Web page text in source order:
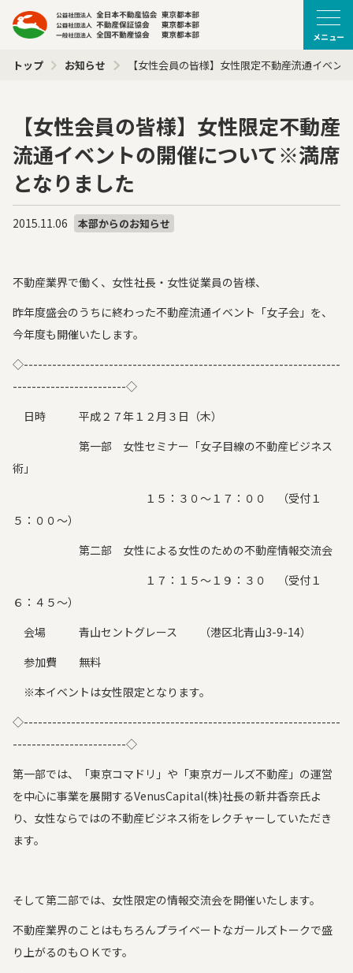
メニュー
トップ お知らせ 【女性会員の皆様】女性限定不動産流通イベ
【女性会員の皆様】女性限定不動産
流通イベントの開催について※満席
となりました
2015.11.06 本部からのお知らせ
不動産業界で働く、女性社長・女性従業員の皆様、
昨年度盛会のうちに終わった不動産流通イベント「女子会」を、
今年度も開催いたします。
◇-------------------------------------------------------------------
------------------------◇
日時 平成２７年１２月３日（木）
第一部 女性セミナー「女子目線の不動産ビジネス
術」
１５：３０～１７：００ （受付１
５：００～）
第二部 女性による女性のための不動産情報交流会
１７：１５～１９：３０ （受付１
６：４５～）
会場 青山セントグレース （港区北青山3-9-14）
参加費 無料
※本イベントは女性限定となります。
◇-------------------------------------------------------------------
------------------------◇
第一部では、「東京コマドリ」や「東京ガールズ不動産」の運営
を中心に事業を展開するVenusCapital(株)社長の新井香奈氏よ
り、女性ならではの不動産ビジネス術をレクチャーしていただき
ます。
そして第二部では、女性限定の情報交流会を開催いたします。
不動産業界のことはもちろんプライベートなガールズトークで盛
り上がるのもＯＫです。